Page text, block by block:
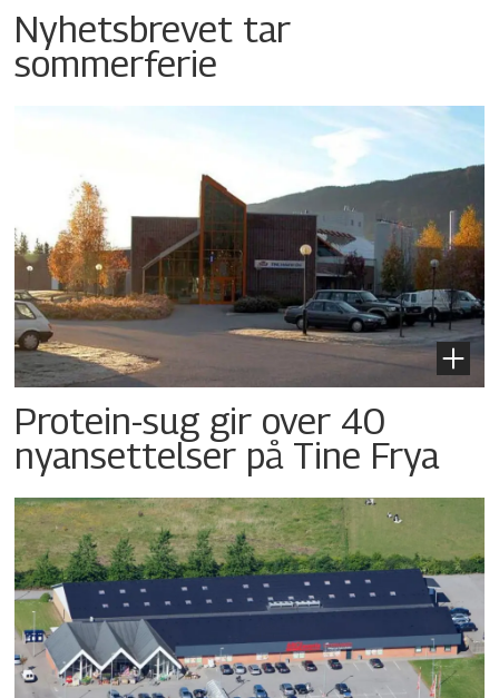
Nyhetsbrevet tar
sommerferie
Protein-sug gir over 40
nyansettelser på Tine Frya